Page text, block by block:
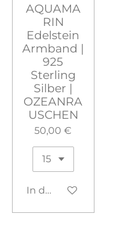
AQUAMA
RIN
Edelstein
Armband |
925
Sterling
Silber |
OZEANRA
USCHEN
50,00 €
In den Warenkorb